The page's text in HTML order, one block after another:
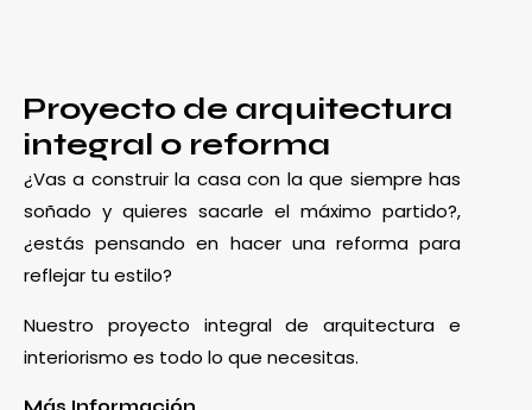
Proyecto de arquitectura
integral o reforma
¿Vas a construir la casa con la que siempre has
soñado y quieres sacarle el máximo partido?,
¿estás pensando en hacer una reforma para
reflejar tu estilo?
Nuestro proyecto integral de arquitectura e
interiorismo es todo lo que necesitas.